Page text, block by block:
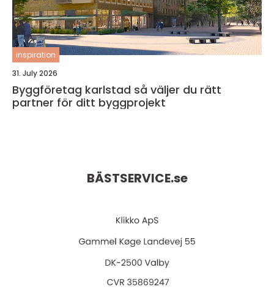
inspiration
31. July 2026
Byggföretag karlstad så väljer du rätt
partner för ditt byggprojekt
BÄSTSERVICE.se